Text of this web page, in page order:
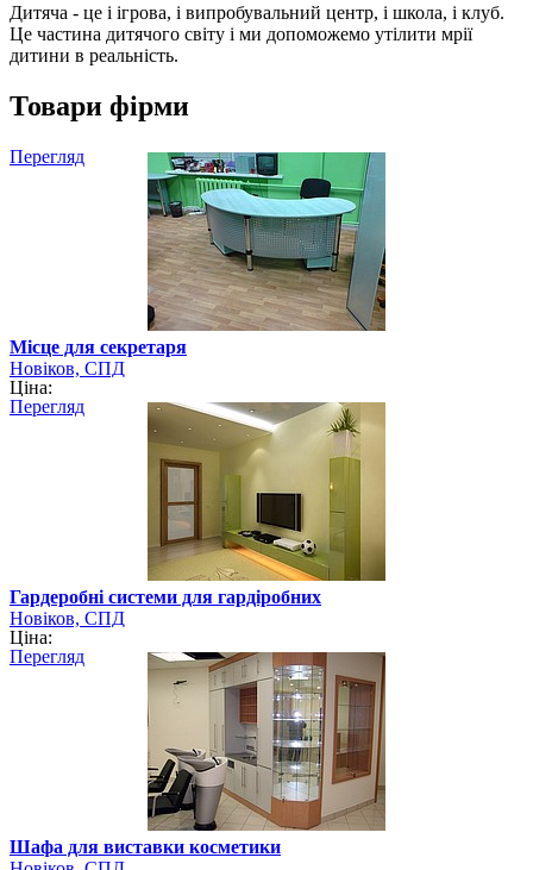
Дитяча - це і ігрова, і випробувальний центр, і школа, і клуб.
Це частина дитячого світу і ми допоможемо утілити мрії
дитини в реальність.
Товари фірми
Перегляд
Місце для секретаря
Новіков, СПД
Ціна:
Перегляд
Гардеробні системи для гардіробних
Новіков, СПД
Ціна:
Перегляд
Шафа для виставки косметики